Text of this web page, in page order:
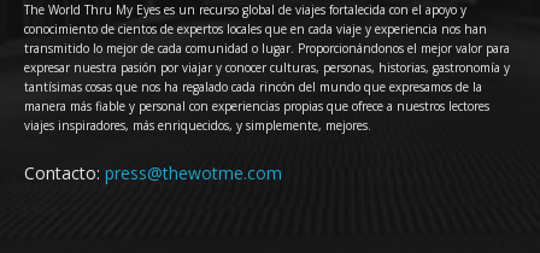
The World Thru My Eyes es un recurso global de viajes fortalecida con el apoyo y
conocimiento de cientos de expertos locales que en cada viaje y experiencia nos han
transmitido lo mejor de cada comunidad o lugar. Proporcionándonos el mejor valor para
expresar nuestra pasión por viajar y conocer culturas, personas, historias, gastronomía y
tantísimas cosas que nos ha regalado cada rincón del mundo que expresamos de la
manera más fiable y personal con experiencias propias que ofrece a nuestros lectores
viajes inspiradores, más enriquecidos, y simplemente, mejores.
Contacto: press@thewotme.com